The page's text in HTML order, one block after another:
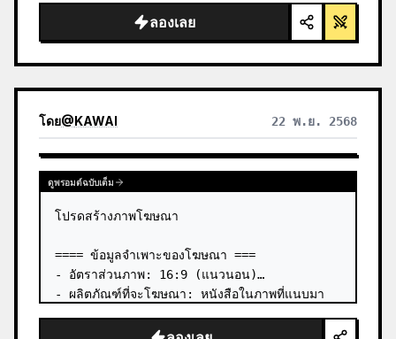
**ฉาก:** {argument name="modern scen…
ลองเลย
โดย@KAWAI 22 พ.ย. 2568
ดูพรอมต์ฉบับเต็ม
โปรดสร้างภาพโฆษณา
==== ข้อมูลจำเพาะของโฆษณา ===
- อัตราส่วนภาพ: 16:9 (แนวนอน)
- ผลิตภัณฑ์ที่จะโฆษณา: หนังสือในภาพที่แนบมา
- จุดดึงดูดสายตาหลัก: วางหนังสือจากภาพที่แนบมา